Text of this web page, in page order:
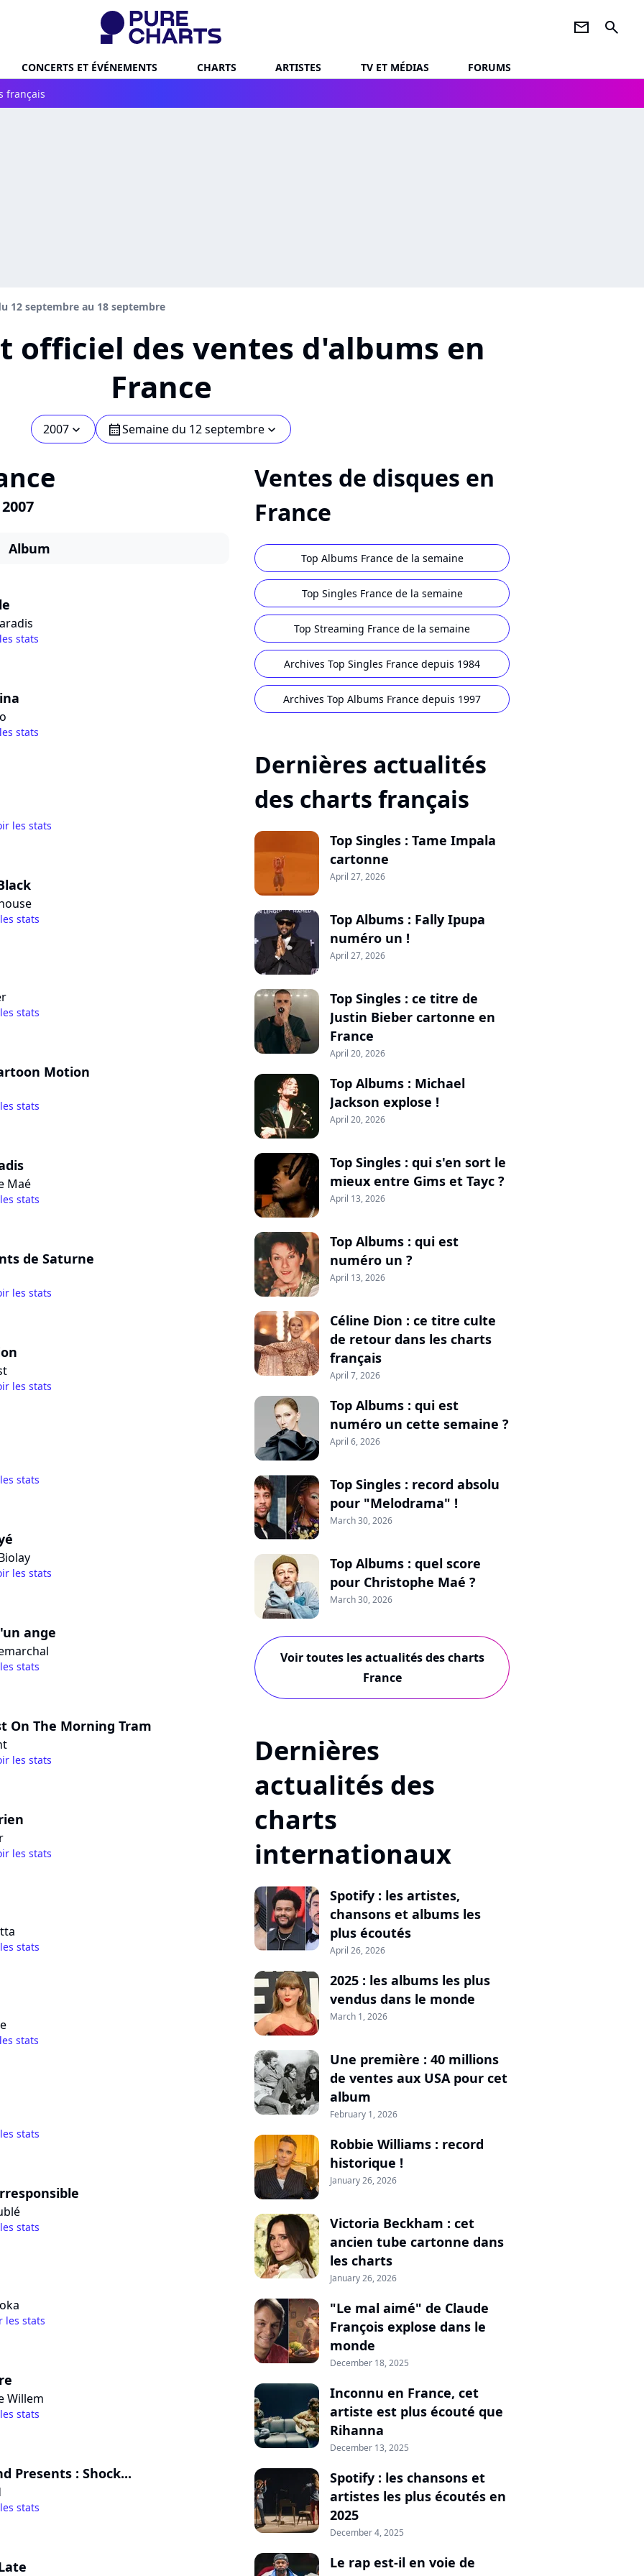
newsletter search
CONCERTS ET ÉVÉNEMENTS CHARTS ARTISTES TV ET MÉDIAS
FORUMS
français
12 septembre au 18 septembre
officiel des ventes d'albums en
France
2007 chevron_bot calendarSemaine du 12 septembre chevron_bot
Album
stats
stats
les stats
stats
stats
Motion
stats
Maé
stats
de Saturne
les stats
les stats
stats
les stats
ange
stats
On The Morning Tram
les stats
les stats
stats
stats
stats
stats
les stats
Willem
stats
Presents : Shock...
stats
Ventes de disques en
France
Top Albums France de la semaine
Top Singles France de la semaine
Top Streaming France de la semaine
Archives Top Singles France depuis 1984
Archives Top Albums France depuis 1997
Dernières actualités
des charts français
Top Singles : Tame Impala
cartonne
April 27, 2026
Top Albums : Fally Ipupa
numéro un !
April 27, 2026
Top Singles : ce titre de
Justin Bieber cartonne en
France
April 20, 2026
Top Albums : Michael
Jackson explose !
April 20, 2026
Top Singles : qui s'en sort le
mieux entre Gims et Tayc ?
April 13, 2026
Top Albums : qui est
numéro un ?
April 13, 2026
Céline Dion : ce titre culte
de retour dans les charts
français
April 7, 2026
Top Albums : qui est
numéro un cette semaine ?
April 6, 2026
Top Singles : record absolu
pour "Melodrama" !
March 30, 2026
Top Albums : quel score
pour Christophe Maé ?
March 30, 2026
Voir toutes les actualités des charts
France
Dernières
actualités des
charts
internationaux
Spotify : les artistes,
chansons et albums les
plus écoutés
April 26, 2026
2025 : les albums les plus
vendus dans le monde
March 1, 2026
Une première : 40 millions
de ventes aux USA pour cet
album
February 1, 2026
Robbie Williams : record
historique !
January 26, 2026
Victoria Beckham : cet
ancien tube cartonne dans
les charts
January 26, 2026
"Le mal aimé" de Claude
François explose dans le
monde
December 18, 2025
Inconnu en France, cet
artiste est plus écouté que
Rihanna
December 13, 2025
Spotify : les chansons et
artistes les plus écoutés en
2025
December 4, 2025
Le rap est-il en voie de